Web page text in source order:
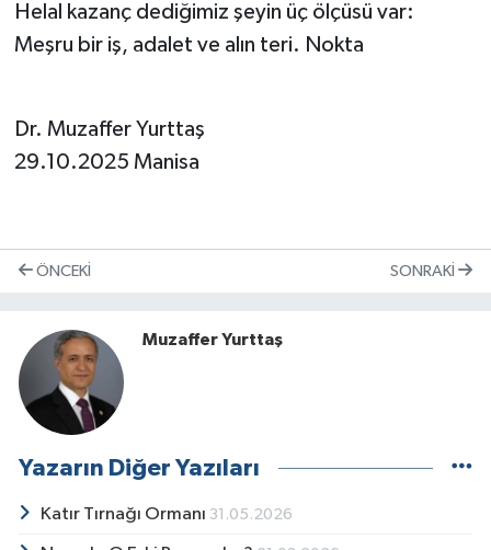
Helal kazanç dediğimiz şeyin üç ölçüsü var:
Meşru bir iş, adalet ve alın teri. Nokta
Dr. Muzaffer Yurttaş
29.10.2025 Manisa
ÖNCEKI SONRAKI
Muzaffer Yurttaş
Yazarın Diğer Yazıları
Katır Tırnağı Ormanı 31.05.2026